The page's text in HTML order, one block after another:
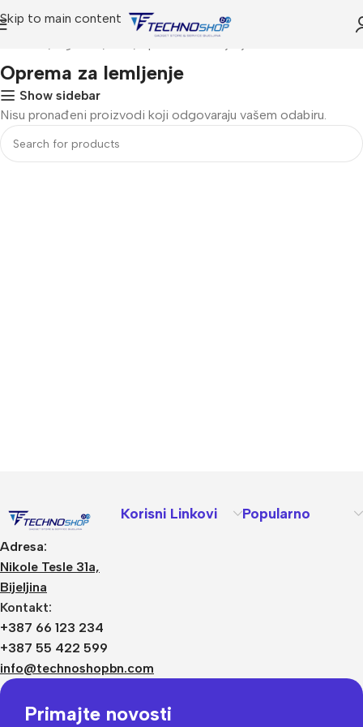
Skip to main content
Oprema za lemljenje
Show sidebar
Nisu pronađeni proizvodi koji odgovaraju vašem odabiru.
Adresa:
Nikole Tesle 31a,
Bijeljina
Kontakt:
+387 66 123 234
+387 55 422 599
info@technoshopbn.com
Korisni Linkovi Popularno
Primajte novosti